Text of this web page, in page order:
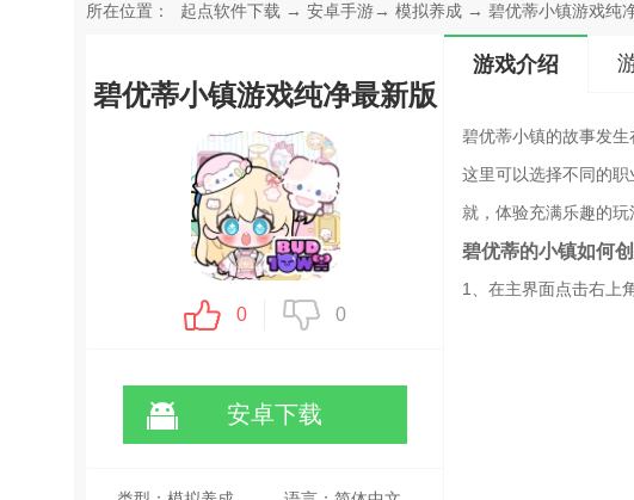
所在位置： 起点软件下载 → 安卓手游→ 模拟养成 → 碧优蒂小镇游戏纯
碧优蒂小镇游戏纯净最新版
0 0
安卓下载
游戏介绍
碧优蒂小镇的故事发
这里可以选择不同的
就，体验充满乐趣的
碧优蒂的小镇如何
1、在主界面点击右上